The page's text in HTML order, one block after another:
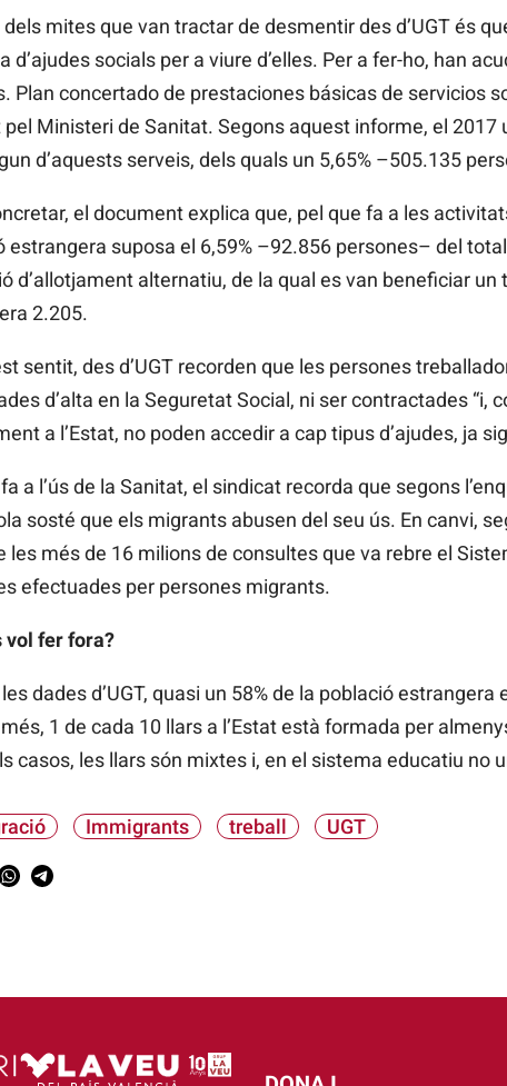
mites que van tractar de desmentir des d’UGT és
d’ajudes socials per a viure d’elles. Per a fer-ho, han
Plan concertado de prestaciones básicas de servicios
Ministeri de Sanitat. Segons aquest informe, el 2017
d’aquests serveis, dels quals un 5,65% –505.135
el document explica que, pel que fa a les
estrangera suposa el 6,59% –92.856 persones– del
d’allotjament alternatiu, de la qual es van beneficiar
2.205.
sentit, des d’UGT recorden que les persones
d’alta en la Seguretat Social, ni ser contractades
a l’Estat, no poden accedir a cap tipus d’ajudes, ja
a l’ús de la Sanitat, el sindicat recorda que segons
sosté que els migrants abusen del seu ús. En canvi,
les més de 16 milions de consultes que va rebre el
efectuades per persones migrants.
vol fer fora?
dades d’UGT, quasi un 58% de la població
1 de cada 10 llars a l’Estat està formada per
casos, les llars són mixtes i, en el sistema educatiu no
Immigrants treball UGT